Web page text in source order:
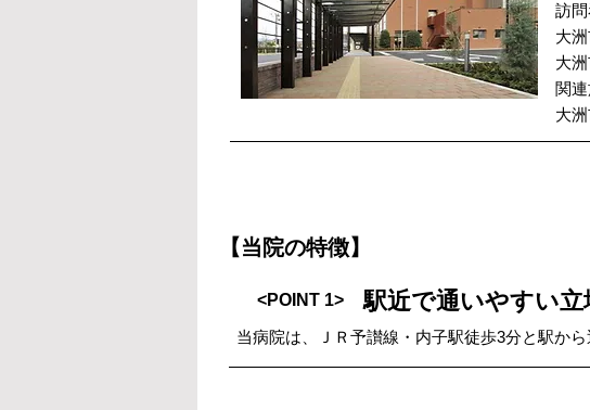
訪
大
大
関
大
【当院の特徴】
<POINT 1> 駅近で通いやすい立
当病院は、ＪＲ予讃線・内子駅徒歩3分と駅か